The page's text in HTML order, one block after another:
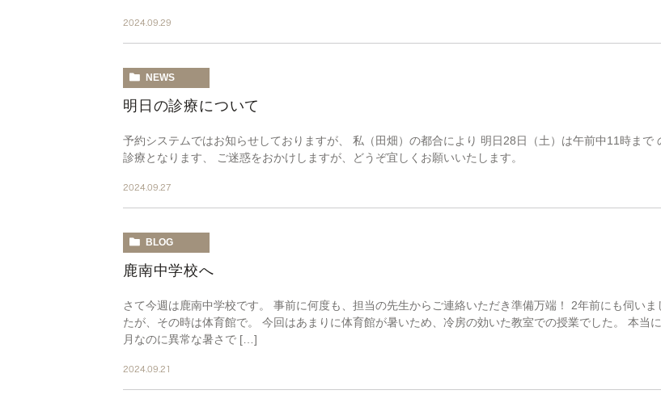
2024.09.29
NEWS
明日の診療について
予約システムではお知らせしておりますが、 私（田畑）の都合により 明日28日（土）は午前中11時まで
診療となります、 ご迷惑をおかけしますが、どうぞ宜しくお願いいたします。
2024.09.27
BLOG
鹿南中学校へ
さて今週は鹿南中学校です。 事前に何度も、担当の先生からご連絡いただき準備万端！ 2年前にも伺いま
たが、その時は体育館で。 今回はあまりに体育館が暑いため、冷房の効いた教室での授業でした。 本当
月なのに異常な暑さで […]
2024.09.21